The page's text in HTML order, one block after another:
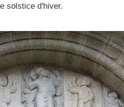
solstice d'hiver.